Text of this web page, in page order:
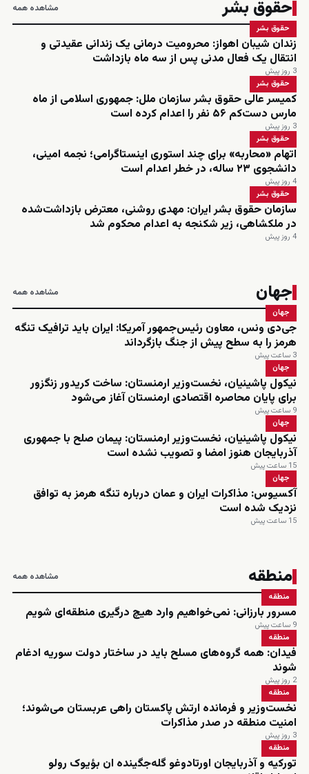
حقوق بشر مشاهده همه
حقوق بشر
زندان شیبان اهواز: محرومیت درمانی یک زندانی عقیدتی و
انتقال یک فعال مدنی پس از سه ماه بازداشت
3 روز پیش
حقوق بشر
کمیسر عالی حقوق بشر سازمان ملل: جمهوری اسلامی از ماه
مارس دست‌کم ۵۶ نفر را اعدام کرده است
3 روز پیش
حقوق بشر
اتهام «محاربه» برای چند استوری اینستاگرامی؛ نجمه امینی،
دانشجوی ۲۳ ساله، در خطر اعدام است
4 روز پیش
حقوق بشر
سازمان حقوق بشر ایران: مهدی روشنی، معترض بازداشت‌شده
در ملکشاهی، زیر شکنجه به اعدام محکوم شد
4 روز پیش
جهان مشاهده همه
جهان
جی‌دی ونس، معاون رئیس‌جمهور آمریکا: ایران باید ترافیک تنگه
هرمز را به سطح پیش از جنگ بازگرداند
3 ساعت پیش
جهان
نیکول پاشینیان، نخست‌وزیر ارمنستان: ساخت کریدور زنگزور
برای پایان محاصره اقتصادی ارمنستان آغاز می‌شود
9 ساعت پیش
جهان
نیکول پاشینیان، نخست‌وزیر ارمنستان: پیمان صلح با جمهوری
آذربایجان هنوز امضا و تصویب نشده است
15 ساعت پیش
جهان
آکسیوس: مذاکرات ایران و عمان درباره تنگه هرمز به توافق
نزدیک شده است
15 ساعت پیش
منطقه مشاهده همه
منطقه
مسرور بارزانی: نمی‌خواهیم وارد هیچ درگیری منطقه‌ای شویم
9 ساعت پیش
منطقه
فیدان: همه گروه‌های مسلح باید در ساختار دولت سوریه ادغام
شوند
2 روز پیش
منطقه
نخست‌وزیر و فرمانده ارتش پاکستان راهی عربستان می‌شوند؛
امنیت منطقه در صدر مذاکرات
3 روز پیش
منطقه
تورکیه و آذربایجان اورتادوغو گله‌جگینده ان بؤیوک رولو